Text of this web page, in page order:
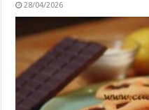
28/04/2026